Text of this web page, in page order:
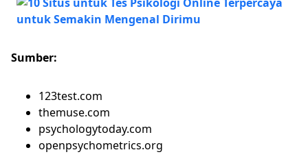
Sumber:
123test.com
themuse.com
psychologytoday.com
openpsychometrics.org